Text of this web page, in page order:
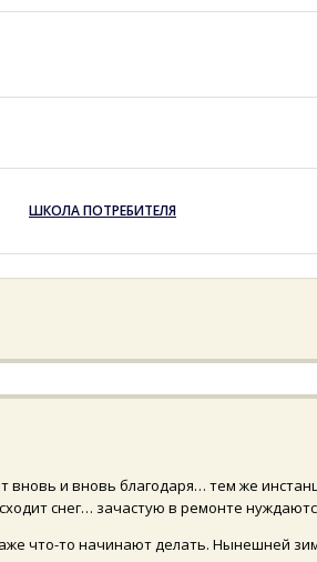
ШКОЛА ПОТРЕБИТЕЛЯ
и вновь благодаря… тем же
снег… зачастую в ремонте
что-то начинают делать. Нынешней